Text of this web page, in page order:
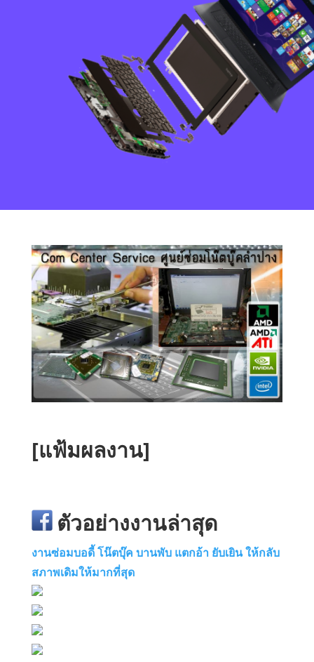
[แฟ้มผลงาน]
ตัวอย่างงานล่าสุด
งานซ่อมบอดี้ โน๊ตบุ๊ค บานพับ แตกอ้า ยับเยิน ให้กลับ
สภาพเดิมให้มากที่สุด